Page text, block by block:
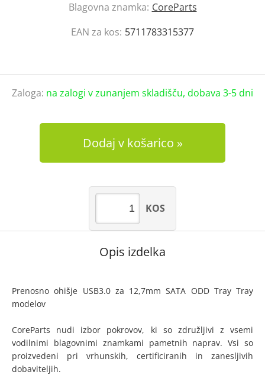
Blagovna znamka: CoreParts
EAN za kos: 5711783315377
Zaloga: na zalogi v zunanjem skladišču, dobava 3-5 dni
Dodaj v košarico
KOS
Opis izdelka
Prenosno ohišje USB3.0 za 12,7mm SATA ODD Tray Tray
modelov
CoreParts nudi izbor pokrovov, ki so združljivi z vsemi
vodilnimi blagovnimi znamkami pametnih naprav. Vsi so
proizvedeni pri vrhunskih, certificiranih in zanesljivih
dobaviteljih.